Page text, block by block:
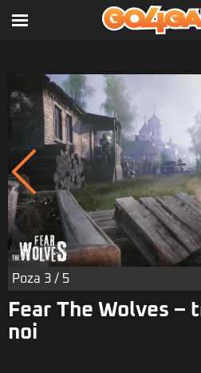
Poza 3 / 5
Fear The Wolves –
noi